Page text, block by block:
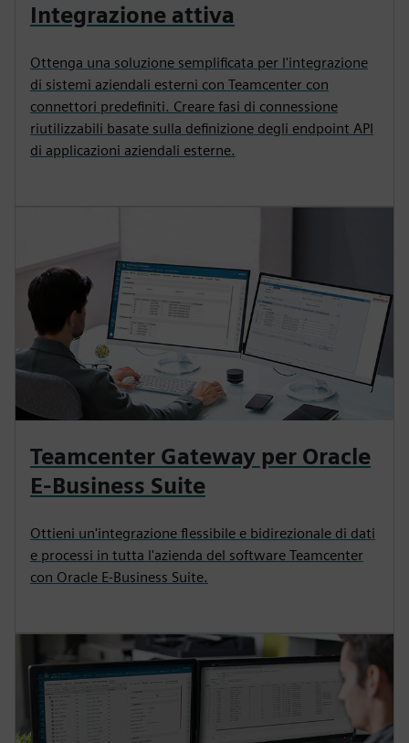
Integrazione attiva
Ottenga una soluzione semplificata per l'integrazione
di sistemi aziendali esterni con Teamcenter con
connettori predefiniti. Creare fasi di connessione
riutilizzabili basate sulla definizione degli endpoint API
di applicazioni aziendali esterne.
Teamcenter Gateway per Oracle
E-Business Suite
Ottieni un'integrazione flessibile e bidirezionale di dati
e processi in tutta l'azienda del software Teamcenter
con Oracle E-Business Suite.